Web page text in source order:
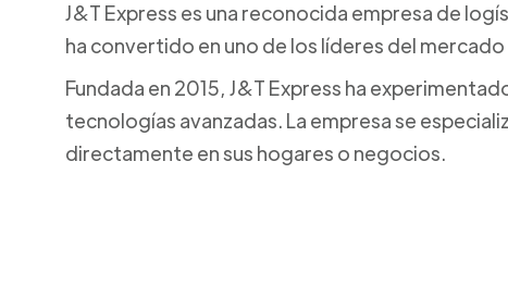
J&T Express es una reconocida empresa de
ha convertido en uno de los líderes del
Fundada en 2015, J&T Express ha
tecnologías avanzadas. La empresa se
directamente en sus hogares o negocios.